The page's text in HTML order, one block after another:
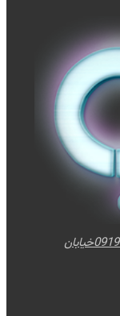
خیابان